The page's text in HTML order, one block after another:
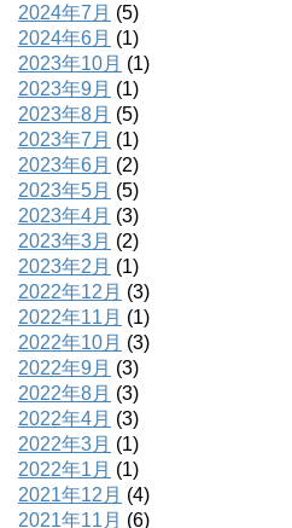
2024年7月 (5)
2024年6月 (1)
2023年10月 (1)
2023年9月 (1)
2023年8月 (5)
2023年7月 (1)
2023年6月 (2)
2023年5月 (5)
2023年4月 (3)
2023年3月 (2)
2023年2月 (1)
2022年12月 (3)
2022年11月 (1)
2022年10月 (3)
2022年9月 (3)
2022年8月 (3)
2022年4月 (3)
2022年3月 (1)
2022年1月 (1)
2021年12月 (4)
2021年11月 (6)